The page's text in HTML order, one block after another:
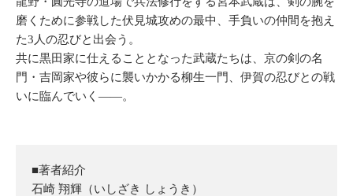
磨くために参戦した伏見城攻めの最中、手負いの仲間を抱え
た3人の忍びと出会う。
共に黒田家に仕えることとなった武蔵たちは、京の剣の名
門・吉岡家や彼らに襲いかかる柳生一門、伊賀の忍びとの戦
いに臨んでいく――。
■著者紹介
石崎 翔輝（いしざき しょうき）